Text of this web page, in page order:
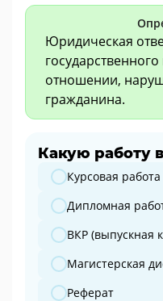
Юридическая
отношении,
гражданина.
Какую работу
Какую работу вы
Курсовая работа
Дипломная
ВКР (выпускная
Магистерская
Реферат